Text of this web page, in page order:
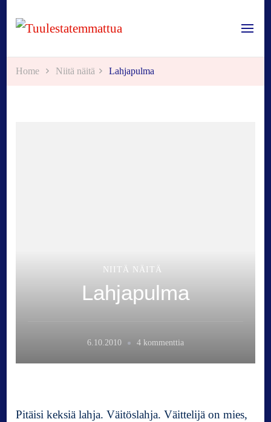
Tuulestatemmattua
Home Niitä näitä Lahjapulma
NIITÄ NÄITÄ
Lahjapulma
6.10.2010 4 kommenttia
k
Pitäisi keksiä lahja. Väitöslahja. Väittelijä on mies,